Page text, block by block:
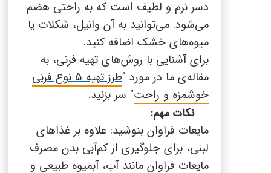
دسر نرم و لطیف است که به راحتی هضم
می‌شود. می‌توانید به آن وانیل، شکلات یا
میوه‌های خشک اضافه کنید.
برای آشنایی با روش‌های تهیه فرنی، به
مقاله‌ی ما در مورد "
طرز تهیه 5 نوع فرنی
خوشمزه و راحت" سر بزنید.
نکات مهم:
مایعات فراوان بنوشید: علاوه بر غذاهای
لبنی، برای جلوگیری از کم‌آبی بدن مصرف
مایعات فراوان مانند آب، آبمیوه طبیعی و